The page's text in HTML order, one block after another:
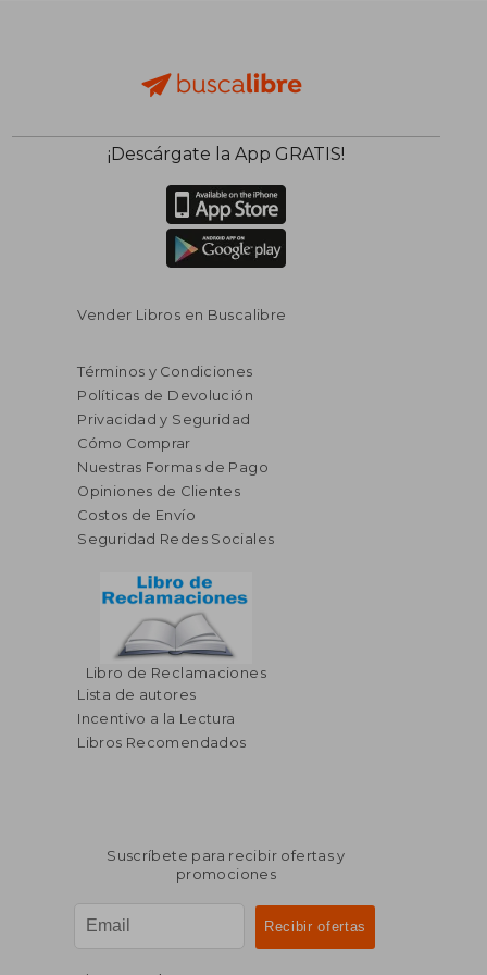
¡Descárgate la App GRATIS!
Vender Libros en Buscalibre
Términos y Condiciones
Políticas de Devolución
Privacidad y Seguridad
Cómo Comprar
Nuestras Formas de Pago
Opiniones de Clientes
Costos de Envío
Seguridad Redes Sociales
Libro de Reclamaciones
Lista de autores
Incentivo a la Lectura
Libros Recomendados
Suscríbete para recibir ofertas y
promociones